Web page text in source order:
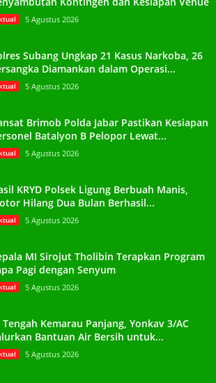
5 Agustus 2026
Subang Ungkap 21 Kasus Narkoba, 26
Diamankan dalam Operasi...
5 Agustus 2026
Brimob Polda Jabar Pastikan Kesiapan
Batalyon B Pelopor Lewat...
5 Agustus 2026
KRYD Polsek Ligung Berbuah Manis,
Hilang Dua Bulan Berhasil...
5 Agustus 2026
MI Sirojut Tholibin Terapkan Program
Pagi dengan Senyum
5 Agustus 2026
Tengah Kemarau Panjang, Yonkav 3/AC
Bantuan Air Bersih untuk...
5 Agustus 2026